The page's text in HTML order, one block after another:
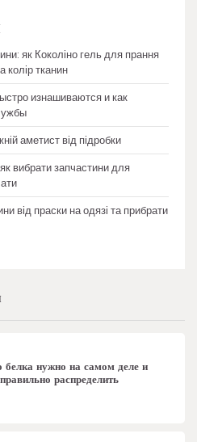
як Коколіно гель для прання
колір тканин
изнашиваются и как
аметист від підробки
вибрати запчастини для
від праски на одязі та прибрати
белка нужно на самом деле и
распределить